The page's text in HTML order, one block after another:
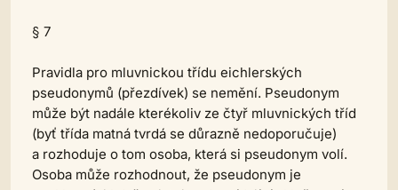
§ 7
Pravidla pro mluvnickou třídu eichlerských
pseudonymů (přezdívek) se nemění. Pseudonym
může být nadále kterékoliv ze čtyř mluvnických tříd
(byť třída matná tvrdá se důrazně nedoporučuje)
a rozhoduje o tom osoba, která si pseudonym volí.
Osoba může rozhodnout, že pseudonym je